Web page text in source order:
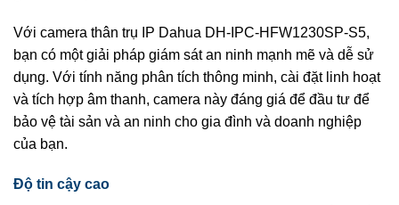
Với camera thân trụ IP Dahua DH-IPC-HFW1230SP-S5,
bạn có một giải pháp giám sát an ninh mạnh mẽ và dễ sử
dụng. Với tính năng phân tích thông minh, cài đặt linh hoạt
và tích hợp âm thanh, camera này đáng giá để đầu tư để
bảo vệ tài sản và an ninh cho gia đình và doanh nghiệp
của bạn.
Độ tin cậy cao